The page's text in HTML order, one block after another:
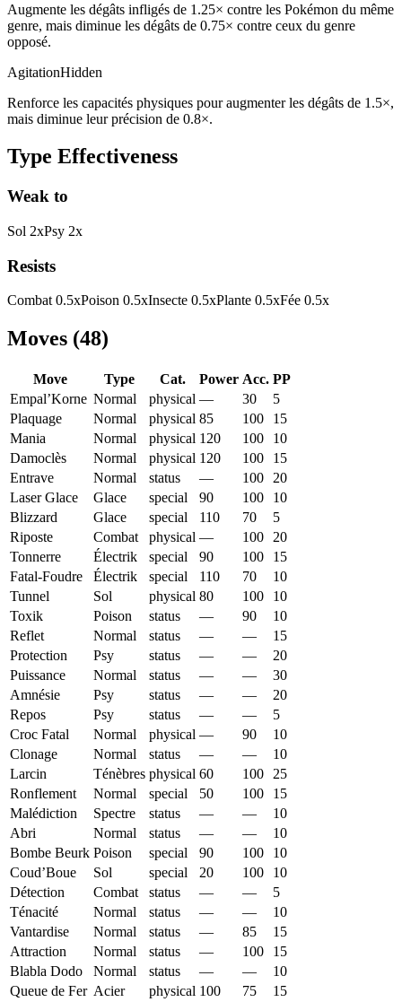
Augmente les dégâts infligés de 1.25× contre les Pokémon du même
genre, mais diminue les dégâts de 0.75× contre ceux du genre
opposé.
AgitationHidden
Renforce les capacités physiques pour augmenter les dégâts de 1.5×,
mais diminue leur précision de 0.8×.
Type Effectiveness
Weak to
Sol 2xPsy 2x
Resists
Combat 0.5xPoison 0.5xInsecte 0.5xPlante 0.5xFée 0.5x
Moves (48)
Move Type Cat. Power Acc. PP
Empal’Korne Normal physical — 30
5
Plaquage
Normal physical 85 100
15
Mania
Normal physical 120 100
10
Damoclès
Normal physical 120 100
15
Entrave
Normal status — 100
20
Laser Glace
Glace special 90 100
10
Blizzard
Glace special 110 70
5
Riposte
Combat physical — 100
20
Tonnerre
Électrik special 90 100
15
Fatal-Foudre
Électrik special 110 70
10
Tunnel
Sol physical 80 100
10
Toxik
Poison status — 90
10
Reflet
Normal status — —
15
Protection
Psy status — —
20
Puissance
Normal status — —
30
Amnésie
Psy status — —
20
Repos
Psy status — —
5
Croc Fatal
Normal physical — 90
10
Clonage
Normal status — —
10
Larcin
Ténèbres physical 60 100
25
Ronflement
Normal special 50 100
15
Malédiction
Spectre status — —
10
Abri
Normal status — —
10
Bombe Beurk Poison special 90 100
10
Coud’Boue
Sol special 20 100
10
Détection
Combat status — —
5
Ténacité
Normal status — —
10
Vantardise
Normal status — 85
15
Attraction
Normal status — 100
15
Blabla Dodo
Normal status — —
10
Queue de Fer Acier physical 100 75
15